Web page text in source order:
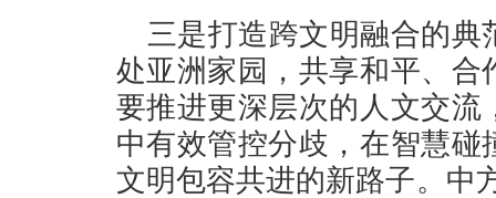
三是打造跨文明融合的
处亚洲家园，共享和平、
要推进更深层次的人文交
中有效管控分歧，在智慧
文明包容共进的新路子。中